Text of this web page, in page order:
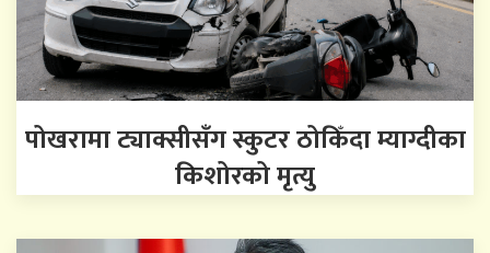
पोखरामा ट्याक्सीसँग स्कुटर ठोकिँदा म्याग्दीका
किशोरको मृत्यु